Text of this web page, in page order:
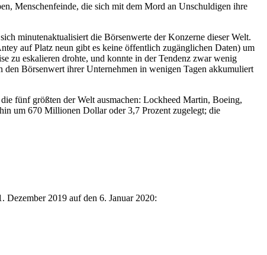
Menschenfeinde, die sich mit dem Mord an Unschuldigen ihre
minutenaktualisiert die Börsenwerte der Konzerne dieser Welt.
auf Platz neun gibt es keine öffentlich zugänglichen Daten) um
zu eskalieren drohte, und konnte in der Tendenz zwar wenig
den Börsenwert ihrer Unternehmen in wenigen Tagen akkumuliert
fünf größten der Welt ausmachen: Lockheed Martin, Boeing,
um 670 Millionen Dollar oder 3,7 Prozent zugelegt; die
Dezember 2019 auf den 6. Januar 2020: